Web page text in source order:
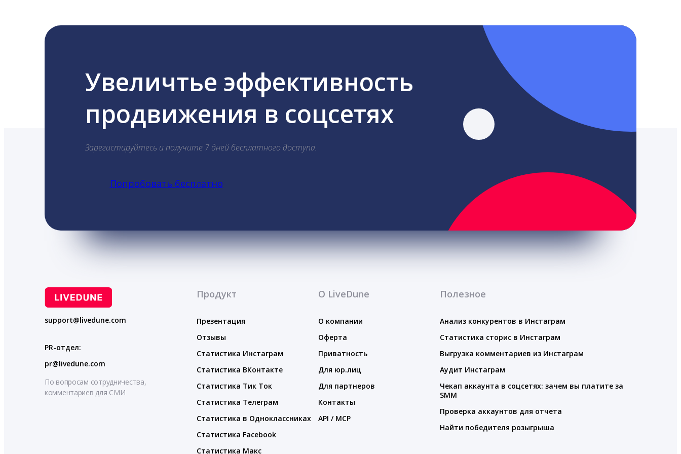
Увеличтье эффективность
продвижения в соцсетях
Зарегистируйтесь и получите 7 дней бесплатного доступа.
Попробовать бесплатно
support@livedune.com
PR-отдел:
pr@livedune.com
По вопросам сотрудничества,
комментариев для СМИ
Продукт
Презентация
Отзывы
Статистика Инстаграм
Статистика ВКонтакте
Статистика Тик Ток
Статистика Телеграм
Статистика в Одноклассниках
Статистика Facebook
Статистика Макс
О LiveDune
О компании
Оферта
Приватность
Для юр.лиц
Для партнеров
Контакты
API / MCP
Полезное
Анализ конкурентов в Инстаграм
Статистика сторис в Инстаграм
Выгрузка комментариев из Инстаграм
Аудит Инстаграм
Чекап аккаунта в соцсетях: зачем вы платите за
SMM
Проверка аккаунтов для отчета
Найти победителя розыгрыша